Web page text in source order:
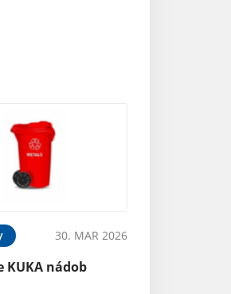
30. MAR 2026
KUKA nádob